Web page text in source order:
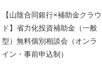
【山陰合同銀行×補助金クラウ
ド】省力化投資補助金（一般
型）無料個別相談会（オンラ
イン・事前申込制）